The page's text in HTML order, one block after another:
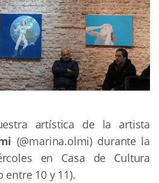
artística de la artista
(@marina.olmi) durante la
en Casa de Cultura
entre 10 y 11).